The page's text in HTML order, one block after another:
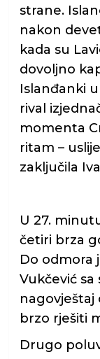
strane.
nakon
kada su
dovoljno
Islanđanki
rival
momenta
ritam –
zaključila
U 27.
četiri brza
Do odmora
Vukčević sa
nagovještaj
brzo rješiti
Drugo